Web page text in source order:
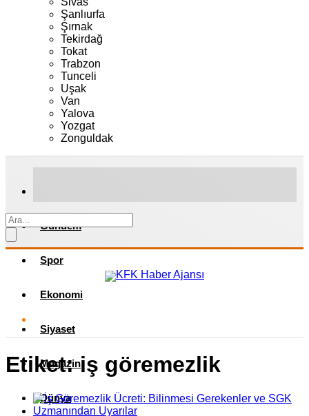
Şanlıurfa
Şırnak
Tekirdağ
Tokat
Trabzon
Tunceli
Uşak
Van
Yalova
Yozgat
Zonguldak
Gündem
Spor
Ekonomi
Siyaset
Magazin
Dünya
Etiket:iş göremezlik